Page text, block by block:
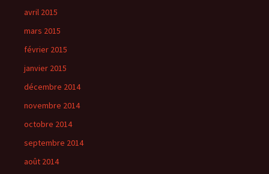
avril 2015
mars 2015
février 2015
janvier 2015
décembre 2014
novembre 2014
octobre 2014
septembre 2014
août 2014